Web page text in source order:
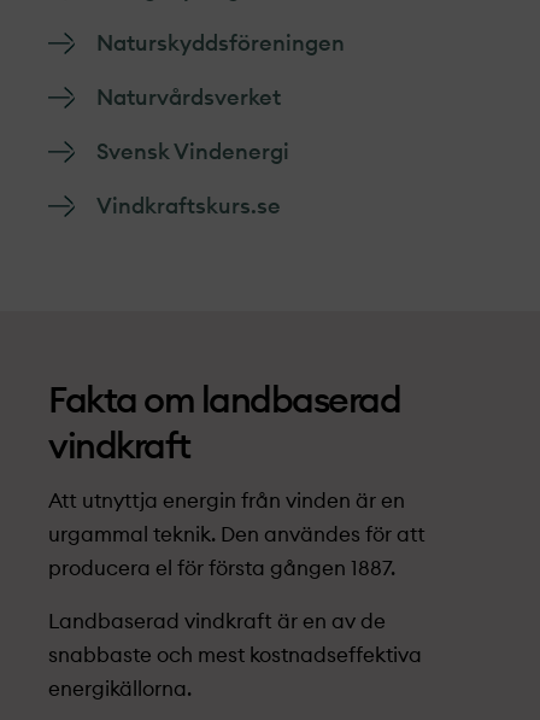
Naturskyddsföreningen
Naturvårdsverket
Svensk Vindenergi
Vindkraftskurs.se
Fakta om landbaserad
vindkraft
Att utnyttja energin från vinden är en
urgammal teknik. Den användes för att
producera el för första gången 1887.
Landbaserad vindkraft är en av de
snabbaste och mest kostnadseffektiva
energikällorna.